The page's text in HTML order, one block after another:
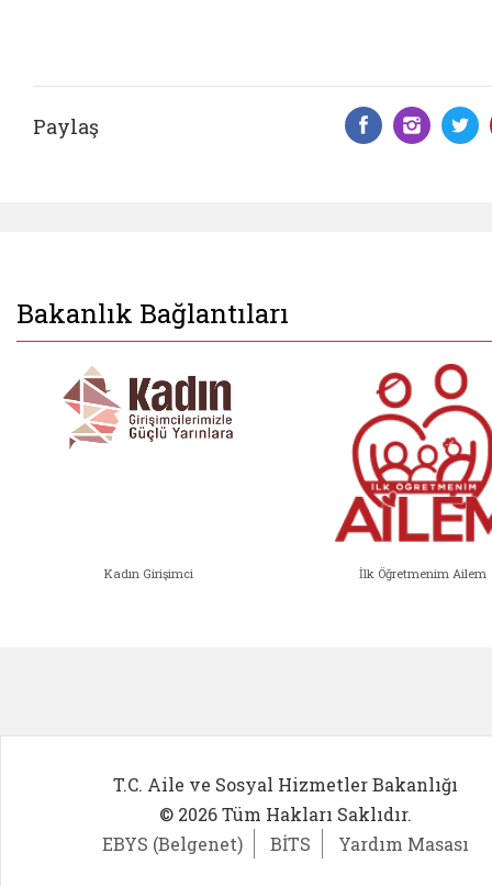
Paylaş
Bakanlık Bağlantıları
Kadın Girişimci İlk Öğretmenim Ailem
T.C. Aile ve Sosyal Hizmetler Bakanlığı
© 2026 Tüm Hakları Saklıdır.
EBYS (Belgenet)
BİTS Yardım Masası